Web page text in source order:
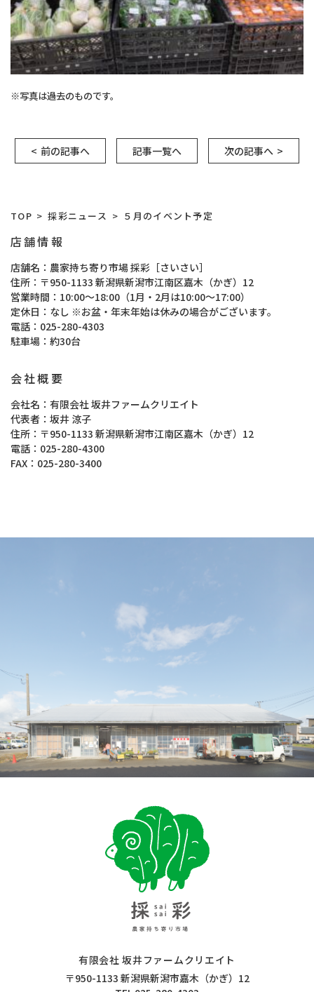
※写真は過去のものです。
前の記事へ 記事一覧へ 次の記事へ
TOP 採彩ニュース ５月のイベント予定
店舗情報
店舗名
農家持ち寄り市場 採彩［さいさい］
住所
〒950-1133 新潟県新潟市江南区嘉木（かぎ）12
営業時間
10:00～18:00（1月・2月は10:00～17:00）
定休日
なし ※お盆・年末年始は休みの場合がございます。
電話
025-280-4303
駐車場
約30台
会社概要
会社名
有限会社 坂井ファームクリエイト
代表者
坂井 涼子
住所
〒950-1133 新潟県新潟市江南区嘉木（かぎ）12
電話
025-280-4300
FAX
025-280-3400
採彩 saisai 農家持ち寄り市場
有限会社 坂井ファームクリエイト
〒950-1133 新潟県新潟市嘉木（かぎ）12